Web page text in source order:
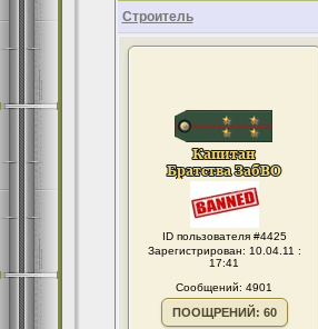
Строитель
ID пользователя #4425
Зарегистрирован: 10.04.11 :
17:41
Сообщений: 4901
ПООЩРЕНИЙ: 60